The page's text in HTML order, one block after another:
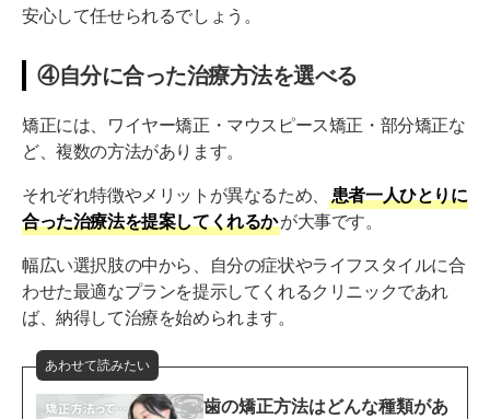
安心して任せられるでしょう。
④自分に合った治療方法を選べる
矯正には、ワイヤー矯正・マウスピース矯正・部分矯正な
ど、複数の方法があります。
それぞれ特徴やメリットが異なるため、
患者一人ひとりに
合った治療法を提案してくれるかが大事です。
幅広い選択肢の中から、自分の症状やライフスタイルに合
わせた最適なプランを提示してくれるクリニックであれ
ば、納得して治療を始められます。
あわせて読みたい
歯の矯正方法はどんな種類があ